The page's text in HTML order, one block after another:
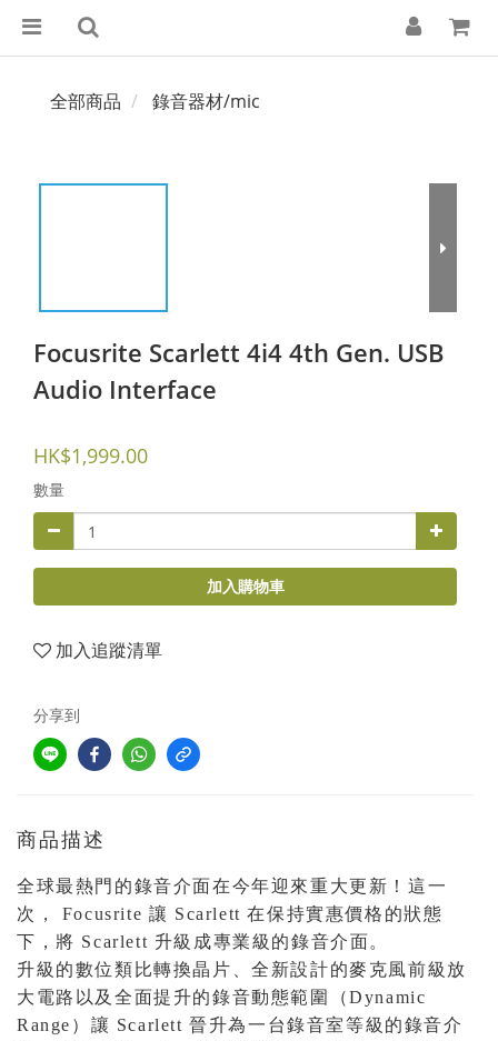
全部商品 錄音器材/mic
Focusrite Scarlett 4i4 4th Gen. USB
Audio Interface
HK$1,999.00
數量
加入購物車
加入追蹤清單
分享到
商品描述
全球最熱門的錄音介面在今年迎來重大更新！這一
次， Focusrite 讓 Scarlett 在保持實惠價格的狀態
下，將 Scarlett 升級成專業級的錄音介面。
升級的數位類比轉換晶片、全新設計的麥克風前級放
大電路以及全面提升的錄音動態範圍（Dynamic
Range）讓 Scarlett 晉升為一台錄音室等級的錄音介